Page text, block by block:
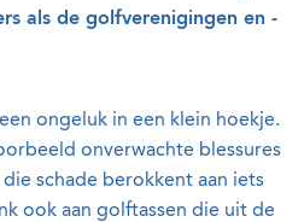
als de golfverenigingen en -
ongeluk in een klein hoekje.
onverwachte blessures
schade berokkent aan iets
ook aan golftassen die uit de